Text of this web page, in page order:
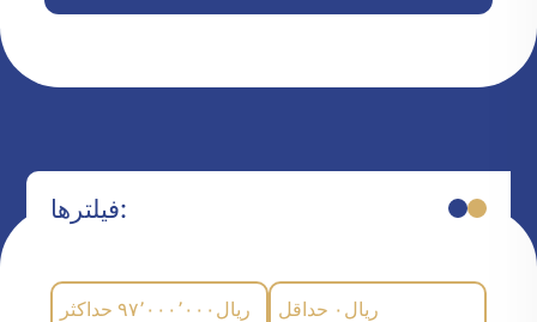
فیلترها:
حداکثر ۹۷٬۰۰۰٬۰۰۰ ریال حداقل ۰ ریال